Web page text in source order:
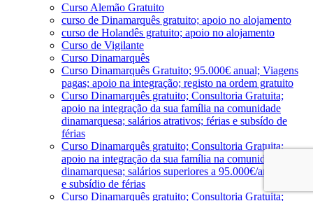
Curso Alemão Gratuito
curso de Dinamarquês gratuito; apoio no alojamento
curso de Holandês gratuito; apoio no alojamento
Curso de Vigilante
Curso Dinamarquês
Curso Dinamarquês Gratuito; 95.000€ anual; Viagens
pagas; apoio na integração; registo na ordem gratuito
Curso Dinamarquês gratuito; Consultoria Gratuita;
apoio na integração da sua família na comunidade
dinamarquesa; salários atrativos; férias e subsído de
férias
Curso Dinamarquês gratuito; Consultoria Gratuita;
apoio na integração da sua família na comunidade
dinamarquesa; salários superiores a 95.000€/ano; férias
e subsídio de férias
Curso Dinamarquês gratuito; Consultoria Gratuita;